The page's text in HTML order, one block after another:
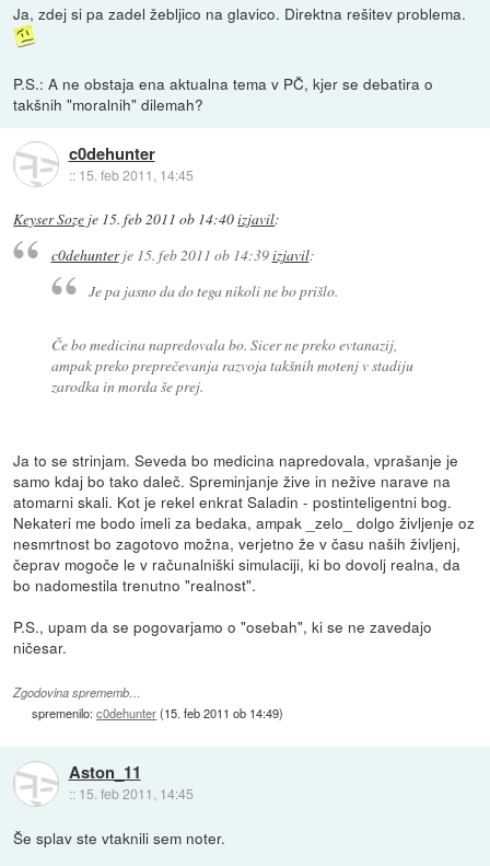
Ja, zdej si pa zadel žebljico na glavico. Direktna rešitev problema.
P.S.: A ne obstaja ena aktualna tema v PČ, kjer se debatira o
takšnih "moralnih" dilemah?
c0dehunter
:: 15. feb 2011, 14:45
Keyser Soze je 15. feb 2011 ob 14:40izjavil:
c0dehunterje 15. feb 2011 ob 14:39izjavil:
Je pa jasno da do tega nikoli ne bo prišlo.
Če bo medicina napredovala bo. Sicer ne preko evtanazij,
ampak preko preprečevanja razvoja takšnih motenj v stadiju
zarodka in morda še prej.
Ja to se strinjam. Seveda bo medicina napredovala, vprašanje je
samo kdaj bo tako daleč. Spreminjanje žive in nežive narave na
atomarni skali. Kot je rekel enkrat Saladin - postinteligentni bog.
Nekateri me bodo imeli za bedaka, ampak _zelo_ dolgo življenje oz
nesmrtnost bo zagotovo možna, verjetno že v času naših življenj,
čeprav mogoče le v računalniški simulaciji, ki bo dovolj realna, da
bo nadomestila trenutno "realnost".
P.S., upam da se pogovarjamo o "osebah", ki se ne zavedajo
ničesar.
Zgodovina sprememb…
spremenilo:c0dehunter(15. feb 2011 ob 14:49)
Aston_11
:: 15. feb 2011, 14:45
Še splav ste vtaknili sem noter.